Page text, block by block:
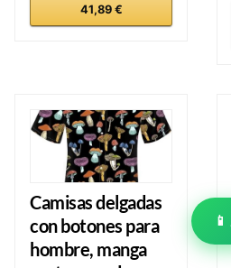
41,89 €
Camisas delgadas
con botones para
hombre, manga